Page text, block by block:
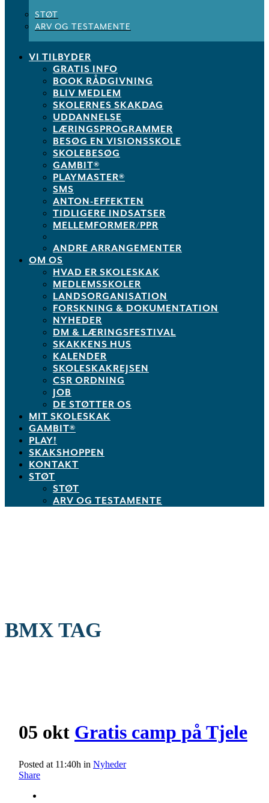
STØT
ARV OG TESTAMENTE
VI TILBYDER
GRATIS INFO
BOOK RÅDGIVNING
BLIV MEDLEM
SKOLERNES SKAKDAG
UDDANNELSE
LÆRINGSPROGRAMMER
BESØG EN VISIONSSKOLE
SKOLEBESØG
GAMBIT®
PLAYMASTER®
SMS
ANTON-EFFEKTEN
TIDLIGERE INDSATSER
MELLEMFORMER/PPR
ANDRE ARRANGEMENTER
OM OS
HVAD ER SKOLESKAK
MEDLEMSSKOLER
LANDSORGANISATION
FORSKNING & DOKUMENTATION
NYHEDER
DM & LÆRINGSFESTIVAL
SKAKKENS HUS
KALENDER
SKOLESKAKREJSEN
CSR ORDNING
JOB
DE STØTTER OS
MIT SKOLESKAK
GAMBIT®
PLAY!
SKAKSHOPPEN
KONTAKT
STØT
STØT
ARV OG TESTAMENTE
BMX TAG
05 okt Gratis camp på Tjele
Posted at 11:40h in Nyheder
Share